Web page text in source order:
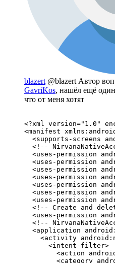
blazert @blazert Автор
GavriKos, нашёл ещё
что от меня хотят
<?xml version="1.0"
<manifest
<supports-screens
<!--
<uses-permission
<uses-permission
<uses-permission
<uses-permission
<uses-permission
<uses-permission
<uses-permission
<!-- Create and
<uses-permission
<!--
<application
<activity
      <intent-filter>
<action
<category